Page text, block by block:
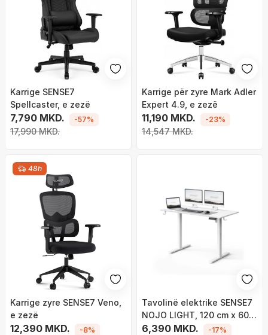
Karrige SENSE7
Spellcaster, e zezë
7,790 MKD.
17,990 MKD.
-57%
Karrige për zyre Mark Adler
Expert 4.9, e zezë
11,190 MKD.
14,547 MKD.
-23%
48h
Karrige zyre SENSE7 Veno,
e zezë
12,390 MKD. -8%
Tavolinë elektrike SENSE7
NOJO LIGHT, 120 cm x 60
cm, e bardhë
6,390 MKD. -17%